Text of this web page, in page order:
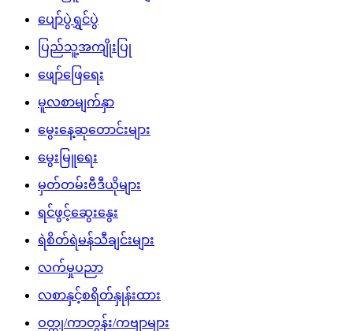
ပျော်ပွဲရွှင်ပွဲ
ပြည်သူ့အကျိုးပြု
ဖျော်ဖြေရေး
မူလစာမျက်နှာ
မွေးနေ့ဆုတောင်းများ
မွေးမြူရေး
မှတ်တမ်းဗီဒီယိုများ
ရင်ဖွင့်ဆွေးနွေး
ရဲစိတ်ရဲမန်သီချင်းများ
လက်မှုပညာ
လစာနှင့်စရိတ်နှုန်းထား
ဝတ္ထု/ကာတွန်း/ကဗျာများ